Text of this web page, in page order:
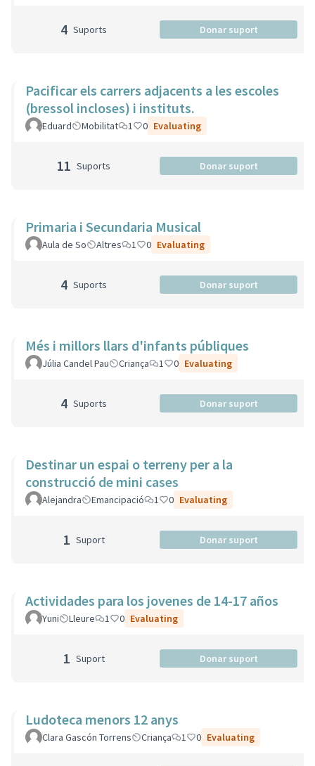
4 Suports Donar suport
Pacificar els carrers adjacents a les escoles
(bressol incloses) i instituts.
Eduard Mobilitat 1 0 Evaluating
11 Suports Donar suport
Primaria i Secundaria Musical
Aula de So Altres 1 0 Evaluating
4 Suports Donar suport
Més i millors llars d'infants públiques
Júlia Candel Pau Criança 1 0 Evaluating
4 Suports Donar suport
Destinar un espai o terreny per a la
construcció de mini cases
Alejandra Emancipació 1 0 Evaluating
1 Suport Donar suport
Actividades para los jovenes de 14-17 años
Yuni Lleure 1 0 Evaluating
1 Suport Donar suport
Ludoteca menors 12 anys
Clara Gascón Torrens Criança 1 0 Evaluating